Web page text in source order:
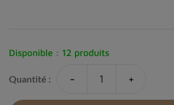
Disponible : 12 produits
Quantité : - +